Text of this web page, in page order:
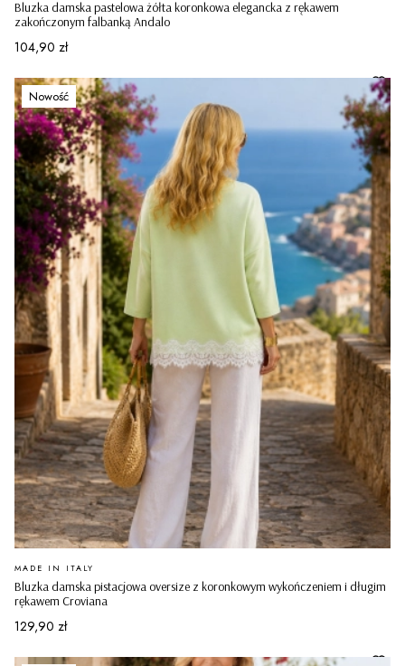
Bluzka damska pastelowa żółta koronkowa elegancka z rękawem
zakończonym falbanką Andalo
Cena
104,90 zł
Nowość
Bluzka damska pistacjowa oversize z koronkowym wykończeniem i długim
rękawem Croviana
PRODUCENT
MADE IN ITALY
Cena
129,90 zł